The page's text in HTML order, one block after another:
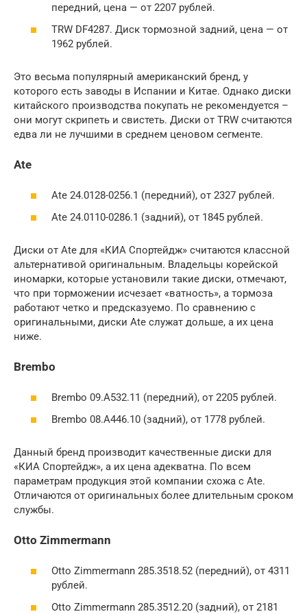
передний, цена — от 2207 рублей.
TRW DF4287. Диск тормозной задний, цена — от
1962 рублей.
Это весьма популярный американский бренд, у
которого есть заводы в Испании и Китае. Однако диски
китайского производства покупать не рекомендуется –
они могут скрипеть и свистеть. Диски от TRW считаются
едва ли не лучшими в среднем ценовом сегменте.
Ate
Ate 24.0128-0256.1 (передний), от 2327 рублей.
Ate 24.0110-0286.1 (задний), от 1845 рублей.
Диски от Ate для «КИА Спортейдж» считаются классной
альтернативой оригинальным. Владельцы корейской
иномарки, которые установили такие диски, отмечают,
что при торможении исчезает «ватность», а тормоза
работают четко и предсказуемо. По сравнению с
оригинальными, диски Ate служат дольше, а их цена
ниже.
Brembo
Brembo 09.A532.11 (передний), от 2205 рублей.
Brembo 08.A446.10 (задний), от 1778 рублей.
Данный бренд производит качественные диски для
«КИА Спортейдж», а их цена адекватна. По всем
параметрам продукция этой компании схожа с Ate.
Отличаются от оригинальных более длительным сроком
службы.
Otto Zimmermann
Otto Zimmermann 285.3518.52 (передний), от 4311
рублей.
Otto Zimmermann 285.3512.20 (задний), от 2181